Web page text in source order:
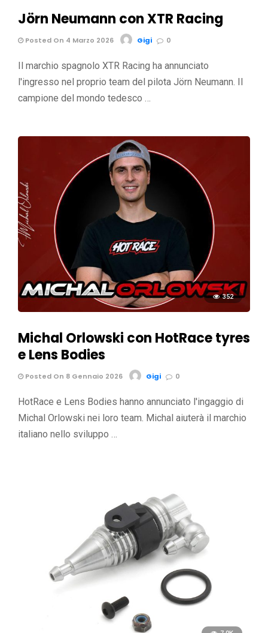
Jörn Neumann con XTR Racing
Posted On 4 Marzo 2026 Gigi 0
Il marchio spagnolo XTR Racing ha annunciato
l'ingresso nel proprio team del pilota Jörn Neumann. Il
campione del mondo tedesco …
352
Michal Orlowski con HotRace tyres
e Lens Bodies
Posted On 8 Gennaio 2026 Gigi 0
HotRace e Lens Bodies hanno annunciato l'ingaggio di
Michal Orlowski nei loro team. Michal aiuterà il marchio
italiano nello sviluppo …